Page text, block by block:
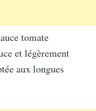
tomate
et légèrement
aux longues